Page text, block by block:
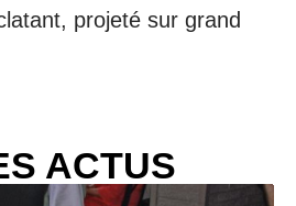
projeté sur grand
ACTUS